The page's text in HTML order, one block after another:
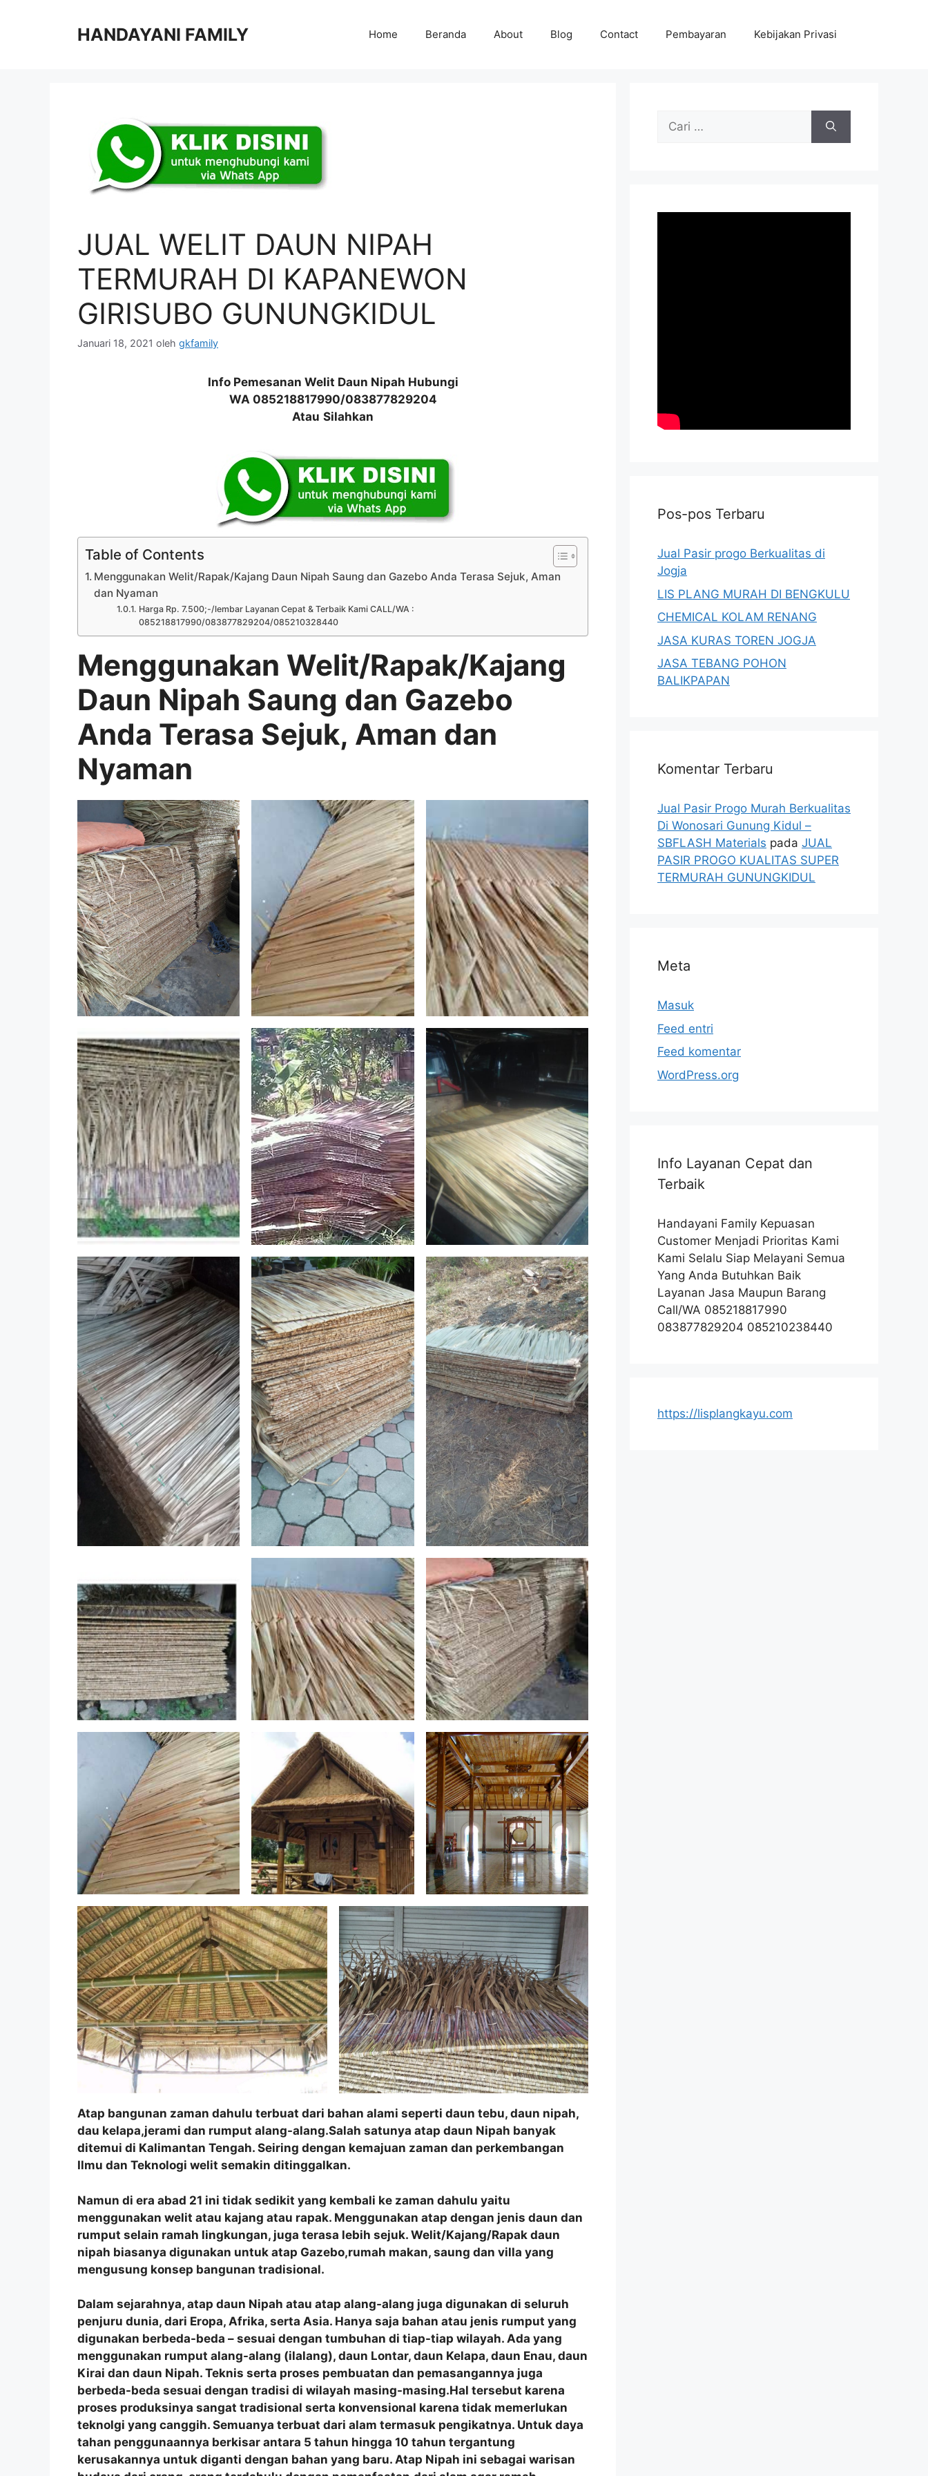
HANDAYANI FAMILY Home Beranda About Blog Contact Pembayaran Kebijakan Privasi
JUAL WELIT DAUN NIPAH
TERMURAH DI KAPANEWON
GIRISUBO GUNUNGKIDUL
Januari 18, 2021 oleh gkfamily
Info Pemesanan Welit Daun Nipah Hubungi
WA 085218817990/083877829204
Atau Silahkan
Table of Contents
Menggunakan Welit/Rapak/Kajang Daun Nipah Saung dan Gazebo Anda Terasa Sejuk, Aman
dan Nyaman
Harga Rp. 7.500;-/lembar Layanan Cepat & Terbaik Kami CALL/WA :
085218817990/083877829204/085210328440
Menggunakan Welit/Rapak/Kajang
Daun Nipah Saung dan Gazebo
Anda Terasa Sejuk, Aman dan
Nyaman
Atap bangunan zaman dahulu terbuat dari bahan alami seperti daun tebu, daun nipah,
dau kelapa,jerami dan rumput alang-alang.Salah satunya atap daun Nipah banyak
ditemui di Kalimantan Tengah. Seiring dengan kemajuan zaman dan perkembangan
Ilmu dan Teknologi welit semakin ditinggalkan.
Namun di era abad 21 ini tidak sedikit yang kembali ke zaman dahulu yaitu
menggunakan welit atau kajang atau rapak. Menggunakan atap dengan jenis daun dan
rumput selain ramah lingkungan, juga terasa lebih sejuk. Welit/Kajang/Rapak daun
nipah biasanya digunakan untuk atap Gazebo,rumah makan, saung dan villa yang
mengusung konsep bangunan tradisional.
Dalam sejarahnya, atap daun Nipah atau atap alang-alang juga digunakan di seluruh
penjuru dunia, dari Eropa, Afrika, serta Asia. Hanya saja bahan atau jenis rumput yang
digunakan berbeda-beda – sesuai dengan tumbuhan di tiap-tiap wilayah. Ada yang
menggunakan rumput alang-alang (ilalang), daun Lontar, daun Kelapa, daun Enau, daun
Kirai dan daun Nipah. Teknis serta proses pembuatan dan pemasangannya juga
berbeda-beda sesuai dengan tradisi di wilayah masing-masing.Hal tersebut karena
proses produksinya sangat tradisional serta konvensional karena tidak memerlukan
teknolgi yang canggih. Semuanya terbuat dari alam termasuk pengikatnya. Untuk daya
tahan penggunaannya berkisar antara 5 tahun hingga 10 tahun tergantung
kerusakannya untuk diganti dengan bahan yang baru. Atap Nipah ini sebagai warisan
Cari
Pos-pos Terbaru
Jual Pasir progo Berkualitas di
Jogja
LIS PLANG MURAH DI BENGKULU
CHEMICAL KOLAM RENANG
JASA KURAS TOREN JOGJA
JASA TEBANG POHON
BALIKPAPAN
Komentar Terbaru
Jual Pasir Progo Murah Berkualitas
Di Wonosari Gunung Kidul –
SBFLASH Materials pada JUAL
PASIR PROGO KUALITAS SUPER
TERMURAH GUNUNGKIDUL
Meta
Masuk
Feed entri
Feed komentar
WordPress.org
Info Layanan Cepat dan
Terbaik
Handayani Family Kepuasan
Customer Menjadi Prioritas Kami
Kami Selalu Siap Melayani Semua
Yang Anda Butuhkan Baik
Layanan Jasa Maupun Barang
Call/WA 085218817990
083877829204 085210238440
https://lisplangkayu.com